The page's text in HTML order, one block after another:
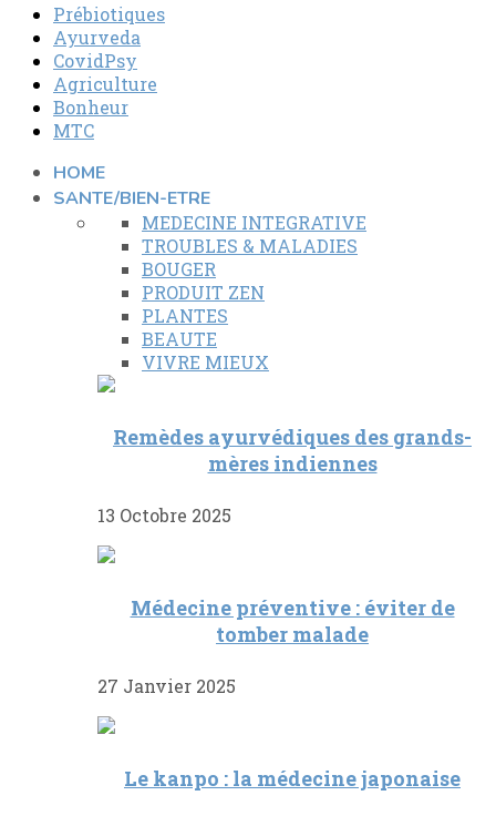
Prébiotiques
Ayurveda
CovidPsy
Agriculture
Bonheur
MTC
HOME
SANTE/BIEN-ETRE
MEDECINE INTEGRATIVE
TROUBLES & MALADIES
BOUGER
PRODUIT ZEN
PLANTES
BEAUTE
VIVRE MIEUX
Remèdes ayurvédiques des grands-
mères indiennes
13 Octobre 2025
Médecine préventive : éviter de
tomber malade
27 Janvier 2025
Le kanpo : la médecine japonaise